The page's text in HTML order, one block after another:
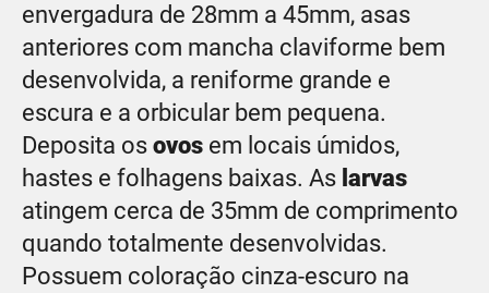
envergadura de 28mm a 45mm, asas
anteriores com mancha claviforme bem
desenvolvida, a reniforme grande e
escura e a orbicular bem pequena.
Deposita os ovos em locais úmidos,
hastes e folhagens baixas. As larvas
atingem cerca de 35mm de comprimento
quando totalmente desenvolvidas.
Possuem coloração cinza-escuro na